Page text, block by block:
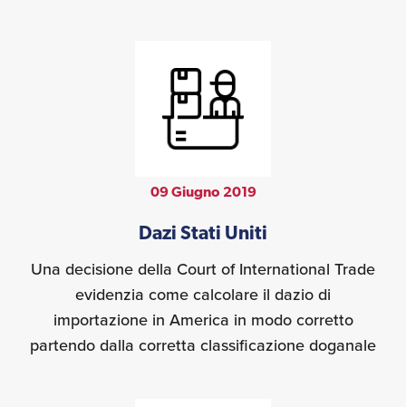
09 Giugno 2019
Dazi Stati Uniti
Una decisione della Court of International Trade
evidenzia come calcolare il dazio di
importazione in America in modo corretto
partendo dalla corretta classificazione doganale